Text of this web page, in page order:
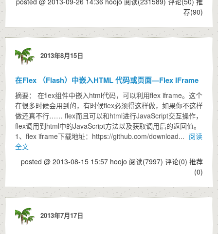
荐(90)
2013年8月15日
在Flex （Flash）中嵌入HTML 代码或页面—Flex IFrame
摘要： 在flex组件中嵌入html代码，可以利用flex iframe。这个
在很多时候会用到的，有时候flex必须得这样做，如果你不这样
做还真不行…… flex而且可以和html进行JavaScript交互操作，
flex调用到html中的JavaScript方法以及获取调用后的返回值。
1、flex iframe下载地址：https://github.com/download... 阅读
全文
posted @ 2013-08-15 15:57 hoojo 阅读(7997) 评论(0) 推荐
(0)
2013年7月17日